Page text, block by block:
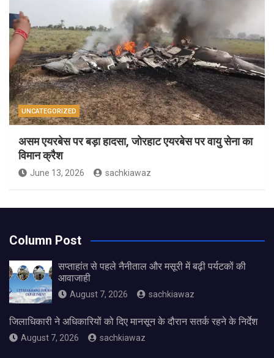
UNCATEGORIZED
असम एयरबेस पर बड़ा हादसा, जोरहाट एयरबेस पर वायु सेना का
विमान क्रैश
June 13, 2026 sachkiawaz
Column Post
सप्ताहांत से पहले नैनीताल और मसूरी में बढ़ी पर्यटकों की
आवाजाही
August 7, 2026 sachkiawaz
जिलाधिकारी ने अधिकारियों को दिए मानसून के दौरान सतर्क रहने के निर्देश
August 7, 2026 sachkiawaz